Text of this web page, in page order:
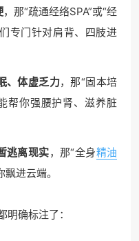
，那“疏通经络SPA”或“经
专门针对肩背、四肢进
、体虚乏力，那“固本培
帮你强腰护肾、滋养脏
逃离现实，那“全身精油
进云端。
确标注了：